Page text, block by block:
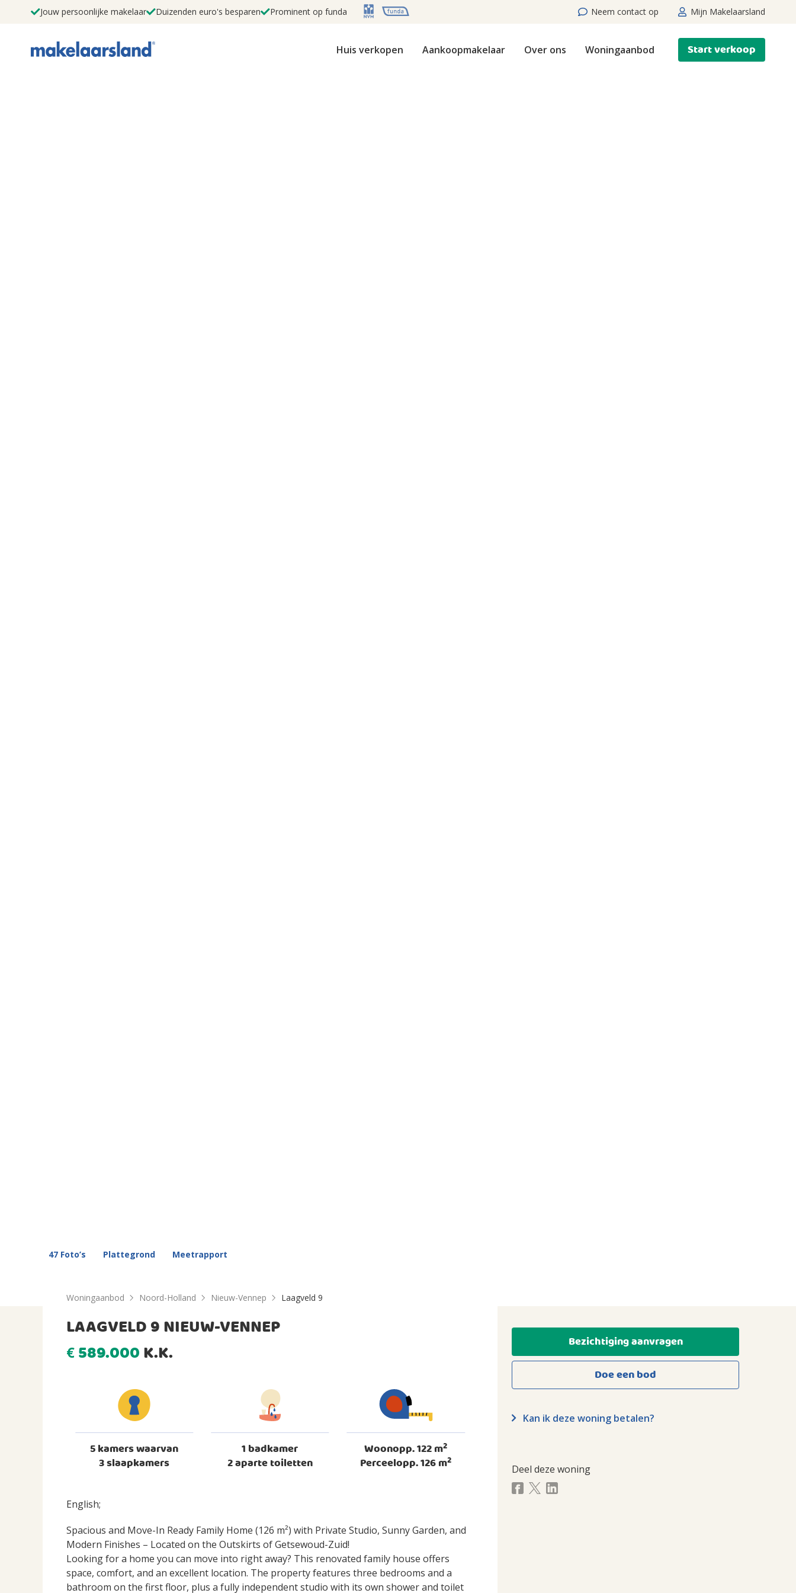
Jouw persoonlijke makelaar Duizenden euro's besparen Prominent op funda Neem contact op Mijn Makelaarsland
Huis verkopen Aankoopmakelaar Over ons Woningaanbod Start verkoop
47 Foto’s Plattegrond Meetrapport
Woningaanbod Noord-Holland Nieuw-Vennep Laagveld 9
LAAGVELD 9 NIEUW-VENNEP
€ 589.000K.K.
5 kamers waarvan
3 slaapkamers
1 badkamer
2 aparte toiletten
Woonopp. 122 m2
Perceelopp. 126 m2
English;
Spacious and Move-In Ready Family Home (126 m²) with Private Studio, Sunny Garden, and
Modern Finishes – Located on the Outskirts of Getsewoud-Zuid!
Looking for a home you can move into right away? This renovated family house offers
space, comfort, and an excellent location. The property features three bedrooms and a
bathroom on the first floor, plus a fully independent studio with its own shower and toilet
Bezichtiging aanvragen
Doe een bod
Kan ik deze woning betalen?
Deel deze woning